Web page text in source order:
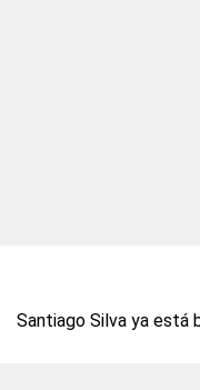
Santiago Silva ya está